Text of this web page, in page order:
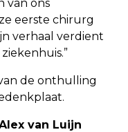
van ons
eerste chirurg
verhaal verdient
de onthulling
van Luijn